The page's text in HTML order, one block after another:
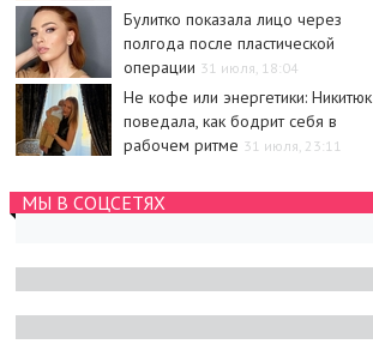
Булитко показала лицо через
полгода после пластической
операции 31 июля, 18:04
Не кофе или энергетики: Никитюк
поведала, как бодрит себя в
рабочем ритме 31 июля, 23:11
МЫ В СОЦСЕТЯХ